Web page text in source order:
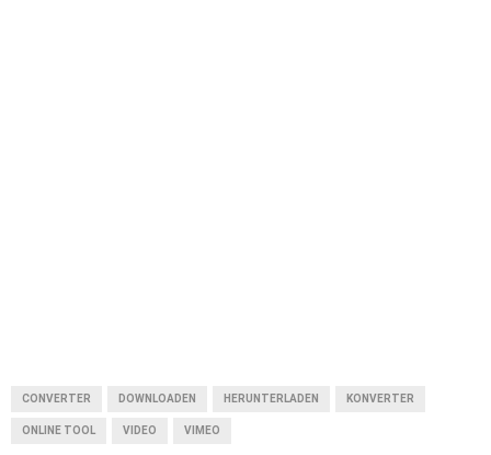
CONVERTER DOWNLOADEN HERUNTERLADEN KONVERTER
ONLINE TOOL VIDEO VIMEO